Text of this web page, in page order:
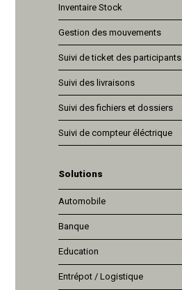
Inventaire Stock
Gestion des mouvements
Suivi de ticket des participants
Suivi des livraisons
Suivi des fichiers et dossiers
Suivi de compteur éléctrique
Solutions
Automobile
Banque
Education
Entrépot / Logistique